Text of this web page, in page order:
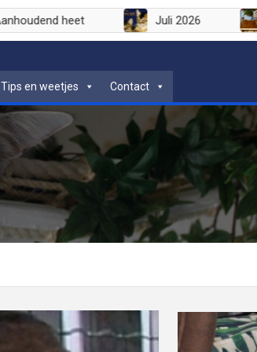
Aanhoudend heet Juli 2026
Tips en weetjes Contact